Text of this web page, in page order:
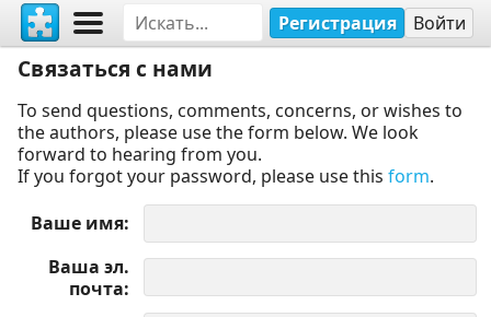
Регистрация Войти
Связаться с нами
To send questions, comments, concerns, or wishes to
the authors, please use the form below. We look
forward to hearing from you.
If you forgot your password, please use this form.
Ваше имя
Ваша эл.
почта